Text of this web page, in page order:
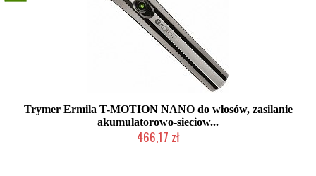
Trymer Ermila T-MOTION NANO do włosów, zasilanie
akumulatorowo-sieciow...
466,17 zł